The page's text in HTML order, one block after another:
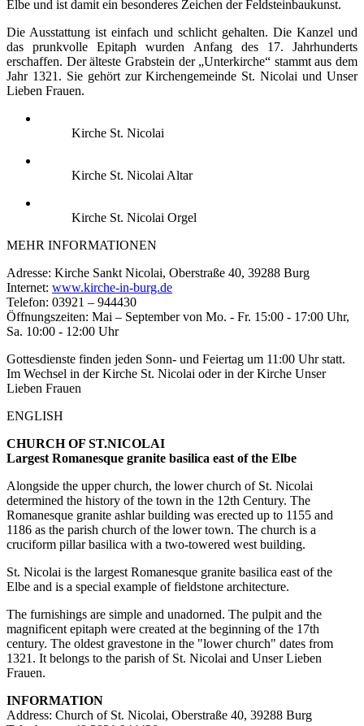
Elbe und ist damit ein besonderes Zeichen der Feldsteinbaukunst.
Die Ausstattung ist einfach und schlicht gehalten. Die Kanzel und
das prunkvolle Epitaph wurden Anfang des 17. Jahrhunderts
erschaffen. Der älteste Grabstein der „Unterkirche“ stammt aus dem
Jahr 1321. Sie gehört zur Kirchengemeinde St. Nicolai und Unser
Lieben Frauen.
Kirche St. Nicolai
Kirche St. Nicolai Altar
Kirche St. Nicolai Orgel
MEHR INFORMATIONEN
Adresse: Kirche Sankt Nicolai, Oberstraße 40, 39288 Burg
Internet: www.kirche-in-burg.de
Telefon: 03921 – 944430
Öffnungszeiten: Mai – September von Mo. - Fr. 15:00 - 17:00 Uhr,
Sa. 10:00 - 12:00 Uhr
Gottesdienste finden jeden Sonn- und Feiertag um 11:00 Uhr statt.
Im Wechsel in der Kirche St. Nicolai oder in der Kirche Unser
Lieben Frauen
ENGLISH
CHURCH OF ST.NICOLAI
Largest Romanesque granite basilica east of the Elbe
Alongside the upper church, the lower church of St. Nicolai
determined the history of the town in the 12th Century. The
Romanesque granite ashlar building was erected up to 1155 and
1186 as the parish church of the lower town. The church is a
cruciform pillar basilica with a two-towered west building.
St. Nicolai is the largest Romanesque granite basilica east of the
Elbe and is a special example of fieldstone architecture.
The furnishings are simple and unadorned. The pulpit and the
magnificent epitaph were created at the beginning of the 17th
century. The oldest gravestone in the "lower church" dates from
1321. It belongs to the parish of St. Nicolai and Unser Lieben
Frauen.
INFORMATION
Address: Church of St. Nicolai, Oberstraße 40, 39288 Burg